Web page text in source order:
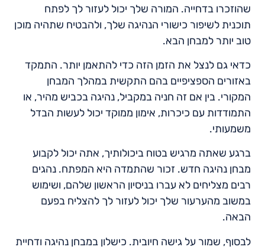
שהוזכרו בדחייה. המורה שלך יכול לעזור לך לפתח
תוכנית לשיפור כישורי הנהיגה שלך, ולהבטיח שתהיה מוכן
טוב יותר למבחן הבא.
כדאי גם לנצל את הזמן הזה כדי להתאמן יותר. התמקד
באזורים הספציפיים בהם התקשית במהלך המבחן
המקורי. בין אם זה חניה במקביל, נהיגה בכביש מהיר, או
התמודדות עם כיכרות, אימון ממוקד יכול לעשות הבדל
משמעותי.
ברגע שאתה מרגיש בטוח ביכולותיך, אתה יכול לקבוע
מבחן נהיגה חדש. זכור שהתמדה היא המפתח. נהגים
רבים מצליחים לא עברו בניסיון הראשון שלהם, ושימוש
במשוב מהערעור שלך יכול לעזור לך להצליח בפעם
הבאה.
לבסוף, שמור על גישה חיובית. כישלון במבחן נהיגה ודחיית